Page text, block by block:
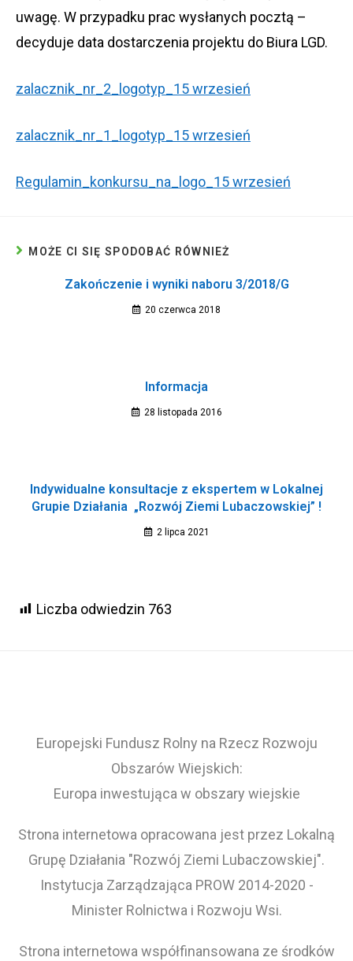
uwagę. W przypadku prac wysłanych pocztą –
decyduje data dostarczenia projektu do Biura LGD.
zalacznik_nr_2_logotyp_15 wrzesień
zalacznik_nr_1_logotyp_15 wrzesień
Regulamin_konkursu_na_logo_15 wrzesień
MOŻE CI SIĘ SPODOBAĆ RÓWNIEŻ
Zakończenie i wyniki naboru 3/2018/G
20 czerwca 2018
Informacja
28 listopada 2016
Indywidualne konsultacje z ekspertem w Lokalnej
Grupie Działania „Rozwój Ziemi Lubaczowskiej” !
2 lipca 2021
Liczba odwiedzin 763
Europejski Fundusz Rolny na Rzecz Rozwoju
Obszarów Wiejskich:
Europa inwestująca w obszary wiejskie
Strona internetowa opracowana jest przez Lokalną
Grupę Działania "Rozwój Ziemi Lubaczowskiej".
Instytucja Zarządzająca PROW 2014-2020 -
Minister Rolnictwa i Rozwoju Wsi.
Strona internetowa współfinansowana ze środków